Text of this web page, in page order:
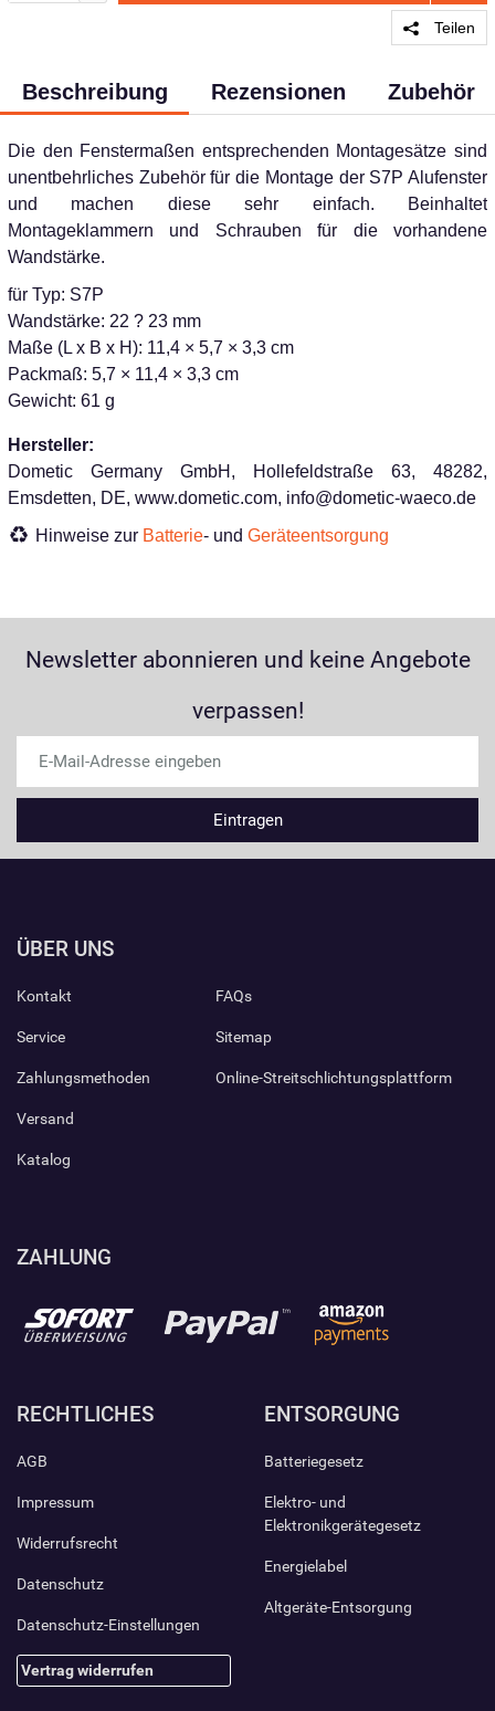
Teilen
Beschreibung Rezensionen Zubehör
Die den Fenstermaßen ent­sprechenden Montagesätze sind
unentbehrliches Zubehör für die Montage der S7P Alufenster
und machen diese sehr einfach. Beinhaltet
Montageklammern und Schrauben für die vorhandene
Wandstärke.
für Typ: S7P
Wandstärke: 22 ? 23 mm
Maße (L x B x H): 11,4 × 5,7 × 3,3 cm
Packmaß: 5,7 × 11,4 × 3,3 cm
Gewicht: 61 g
Hersteller:
Dometic Germany GmbH, Hollefeldstraße 63, 48282,
Emsdetten, DE, www.dometic.com, info@dometic-waeco.de
Hinweise zur Batterie- und Geräteentsorgung
Newsletter abonnieren und keine Angebote
verpassen!
ÜBER UNS
Kontakt
Service
Zahlungsmethoden
Versand
Katalog
FAQs
Sitemap
Online-Streitschlichtungsplattform
ZAHLUNG
RECHTLICHES
AGB
Impressum
Widerrufsrecht
Datenschutz
Datenschutz-Einstellungen
Vertrag widerrufen
ENTSORGUNG
Batteriegesetz
Elektro- und
Elektronikgerätegesetz
Energielabel
Altgeräte-Entsorgung